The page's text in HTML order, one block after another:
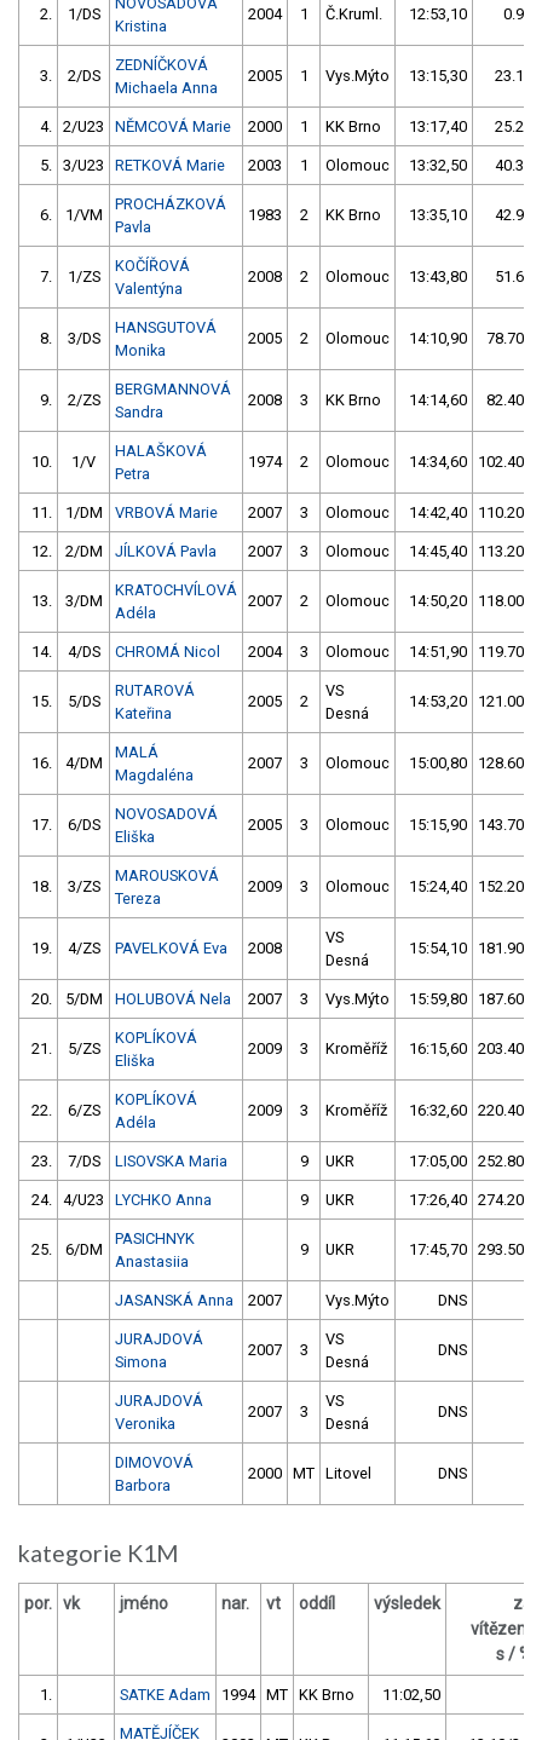
2. 1/DS
Kristina
2004 1 Č.Kruml. 12:53,10 0.90/
3. 2/DS
ZEDNÍČKOVÁ
Michaela Anna
2005 1 Vys.Mýto 13:15,30 23.10/
4. 2/U23 NĚMCOVÁ Marie 2000 1 KK Brno 13:17,40 25.20/
5. 3/U23 RETKOVÁ Marie 2003 1 Olomouc 13:32,50 40.30/
6. 1/VM
PROCHÁZKOVÁ
Pavla
1983 2 KK Brno 13:35,10 42.90/
7. 1/ZS
KOČÍŘOVÁ
Valentýna
2008 2 Olomouc 13:43,80 51.60/
8. 3/DS
HANSGUTOVÁ
Monika
2005 2 Olomouc 14:10,90 78.70/
9. 2/ZS
BERGMANNOVÁ
Sandra
2008 3 KK Brno 14:14,60 82.40/
10. 1/V
HALAŠKOVÁ
Petra
1974 2 Olomouc 14:34,60 102.40/
11. 1/DM VRBOVÁ Marie 2007 3 Olomouc 14:42,40 110.20/
12. 2/DM JÍLKOVÁ Pavla 2007 3 Olomouc 14:45,40 113.20/
13. 3/DM
KRATOCHVÍLOVÁ
Adéla
2007 2 Olomouc 14:50,20 118.00/
14. 4/DS CHROMÁ Nicol 2004 3 Olomouc 14:51,90 119.70/
15. 5/DS
RUTAROVÁ
Kateřina
2005 2
VS
Desná
14:53,20 121.00/
16. 4/DM
MALÁ
Magdaléna
2007 3 Olomouc 15:00,80 128.60/
17. 6/DS
NOVOSADOVÁ
Eliška
2005 3 Olomouc 15:15,90 143.70/
18. 3/ZS
MAROUSKOVÁ
Tereza
2009 3 Olomouc 15:24,40 152.20/
19. 4/ZS PAVELKOVÁ Eva 2008
VS
Desná
15:54,10 181.90/
20. 5/DM HOLUBOVÁ Nela 2007 3 Vys.Mýto 15:59,80 187.60/
21. 5/ZS
KOPLÍKOVÁ
Eliška
2009 3 Kroměříž 16:15,60 203.40/
22. 6/ZS
KOPLÍKOVÁ
Adéla
2009 3 Kroměříž 16:32,60 220.40/
23. 7/DS LISOVSKA Maria 9 UKR 17:05,00 252.80/
24. 4/U23 LYCHKO Anna 9 UKR 17:26,40 274.20/
25. 6/DM
PASICHNYK
Anastasiia
9 UKR 17:45,70 293.50/
JASANSKÁ Anna 2007 Vys.Mýto DNS
JURAJDOVÁ
Simona
2007 3
VS
Desná
DNS
JURAJDOVÁ
Veronika
2007 3
VS
Desná
DNS
DIMOVOVÁ
Barbora
2000 MT Litovel DNS
kategorie K1M
por. vk jméno nar. vt oddíl výsledek
za
vítězem
s / %
1. SATKE Adam 1994 MT KK Brno 11:02,50
MATĚJÍČEK